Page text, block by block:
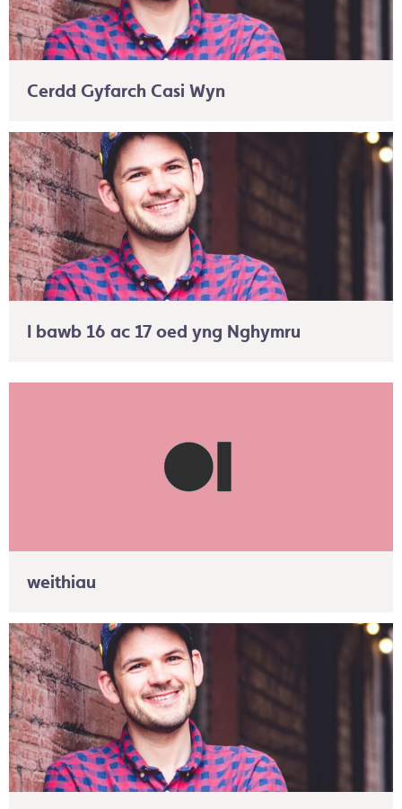
Cerdd Gyfarch Casi Wyn
I bawb 16 ac 17 oed yng Nghymru
weithiau